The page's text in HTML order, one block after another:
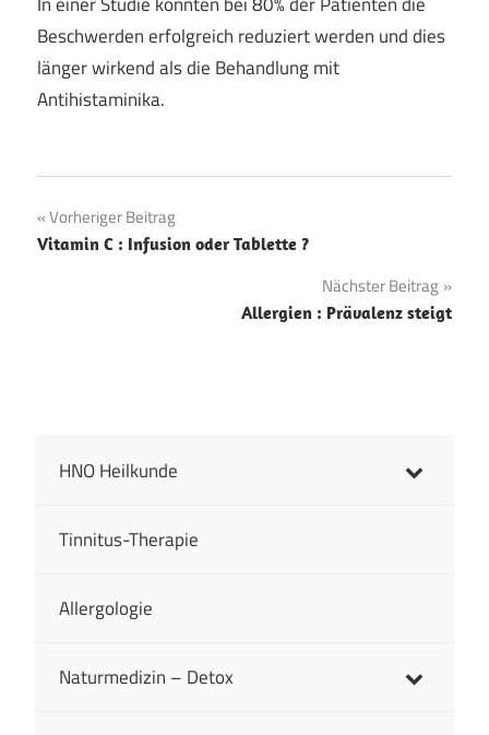
Beschwerden erfolgreich reduziert werden und dies
länger wirkend als die Behandlung mit
Antihistaminika.
Beitragsnavigation
Vorheriger Beitrag
Vitamin C : Infusion oder Tablette ?
Nächster Beitrag
Allergien : Prävalenz steigt
HNO Heilkunde
Tinnitus-Therapie
Allergologie
Naturmedizin – Detox